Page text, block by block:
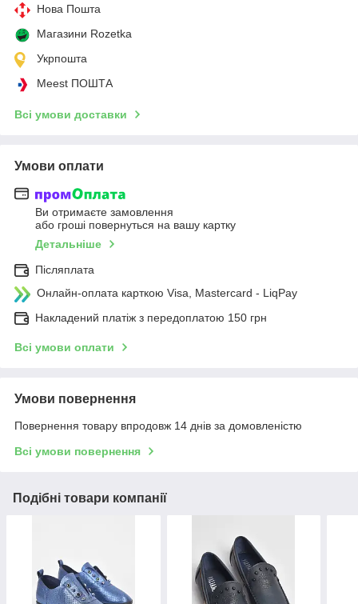
Нова Пошта
Магазини Rozetka
Укрпошта
Meest ПОШТА
Всі умови доставки
Умови оплати
Ви отримаєте замовлення
або гроші повернуться на вашу картку
Детальніше
Післяплата
Онлайн-оплата карткою Visa, Mastercard - LiqPay
Накладений платіж з передоплатою 150 грн
Всі умови оплати
Умови повернення
Повернення товару впродовж 14 днів за домовленістю
Всі умови повернення
Подібні товари компанії